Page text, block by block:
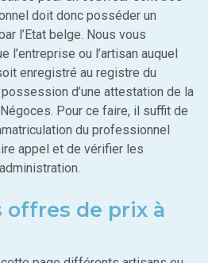
doit donc posséder un
l’Etat belge. Nous vous
ou l’artisan auquel
enregistré au registre du
d’une attestation de la
Pour ce faire, il suffit de
du professionnel
appel et de vérifier les
offres de prix à